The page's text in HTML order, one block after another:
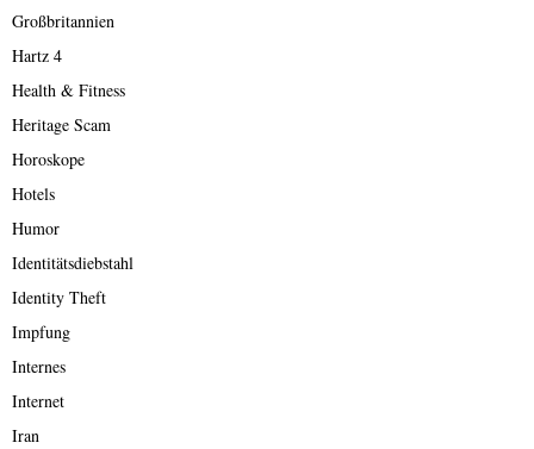
Großbritannien
Hartz 4
Health & Fitness
Heritage Scam
Horoskope
Hotels
Humor
Identitätsdiebstahl
Identity Theft
Impfung
Internes
Internet
Iran